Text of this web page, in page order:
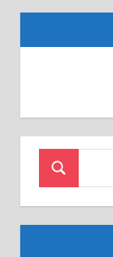
Search